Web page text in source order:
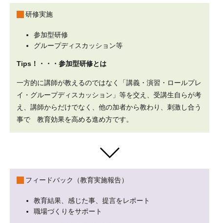
研修実施
参加型研修
グループディスカッション等
Tips！・・・参加型研修とは
一方的に講師が教えるのではなく「講義・演習・ロールプレ
イ・グループディスカッション」等を交え、受講生自らが考
え、講師からだけでなく、他の加者から教わり、刺激し合う
事で 教育効果を高める進め方です。
フィードバック（教育実施報告）
教育結果、感じた事、提言をレポート
職場づくりをサポート